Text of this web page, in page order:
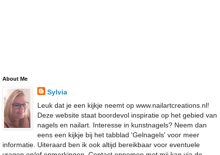
About Me
Sylvia
Leuk dat je een kijkje neemt op www.nailartcreations.nl!
Deze website staat boordevol inspiratie op het gebied van
nagels en nailart. Interesse in kunstnagels? Neem dan
eens een kijkje bij het tabblad 'Gelnagels' voor meer
informatie. Uiteraard ben ik ook altijd bereikbaar voor eventuele